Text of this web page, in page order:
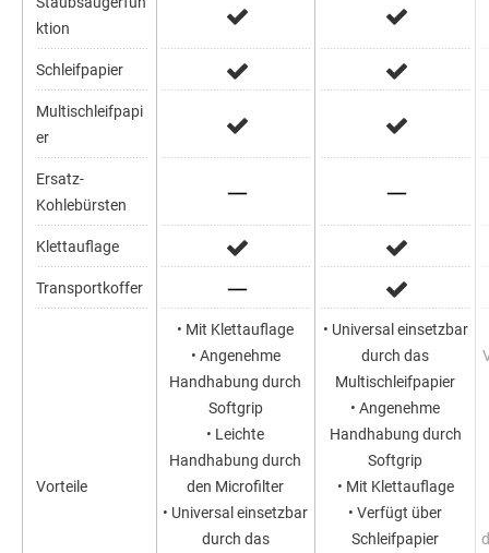
ktion
Schleifpapier
Multischleifpapi
er
Ersatz-
Kohlebürsten
Klettauflage
Transportkoffer
Vorteile
• Mit Klettauflage
• Angenehme
Handhabung durch
Softgrip
• Leichte
Handhabung durch
den Microfilter
• Universal einsetzbar
durch das
• Universal einsetzbar
durch das
Multischleifpapier
• Angenehme
Handhabung durch
Softgrip
• Mit Klettauflage
• Verfügt über
Schleifpapier